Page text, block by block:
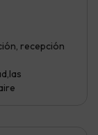
recepción